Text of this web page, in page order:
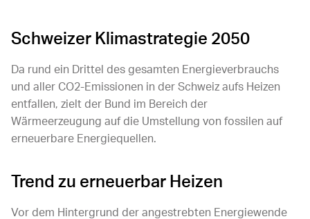
Schweizer Klimastrategie 2050
Da rund ein Drittel des gesamten Energieverbrauchs
und aller CO2-Emissionen in der Schweiz aufs Heizen
entfallen, zielt der Bund im Bereich der
Wärmeerzeugung auf die Umstellung von fossilen auf
erneuerbare Energiequellen.
Trend zu erneuerbar Heizen
Vor dem Hintergrund der angestrebten Energiewende